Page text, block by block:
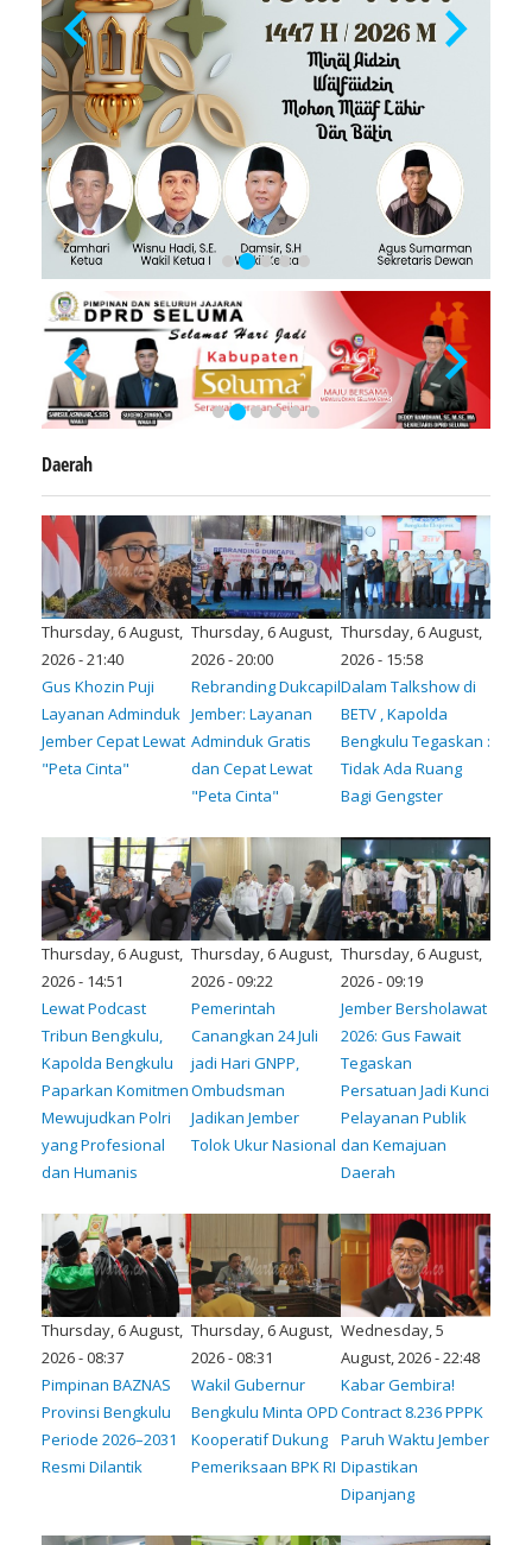
Daerah
Thursday, 6 August,
2026 - 21:40
Gus Khozin Puji
Layanan Adminduk
Jember Cepat Lewat
"Peta Cinta"
Thursday, 6 August,
2026 - 20:00
Rebranding Dukcapil
Jember: Layanan
Adminduk Gratis
dan Cepat Lewat
"Peta Cinta"
Thursday, 6 August,
2026 - 15:58
Dalam Talkshow di
BETV , Kapolda
Bengkulu Tegaskan :
Tidak Ada Ruang
Bagi Gengster
Thursday, 6 August,
2026 - 14:51
Lewat Podcast
Tribun Bengkulu,
Kapolda Bengkulu
Paparkan Komitmen
Mewujudkan Polri
yang Profesional
dan Humanis
Thursday, 6 August,
2026 - 09:22
Pemerintah
Canangkan 24 Juli
jadi Hari GNPP,
Ombudsman
Jadikan Jember
Tolok Ukur Nasional
Thursday, 6 August,
2026 - 09:19
Jember Bersholawat
2026: Gus Fawait
Tegaskan
Persatuan Jadi Kunci
Pelayanan Publik
dan Kemajuan
Daerah
Thursday, 6 August,
2026 - 08:37
Pimpinan BAZNAS
Provinsi Bengkulu
Periode 2026–2031
Resmi Dilantik
Thursday, 6 August,
2026 - 08:31
Wakil Gubernur
Bengkulu Minta OPD
Kooperatif Dukung
Pemeriksaan BPK RI
Wednesday, 5
August, 2026 - 22:48
Kabar Gembira!
Contract 8.236 PPPK
Paruh Waktu Jember
Dipastikan
Dipanjang